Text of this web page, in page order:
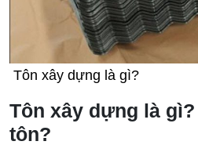
Tôn xây dựng là gì?
Tôn xây dựng là
tôn?